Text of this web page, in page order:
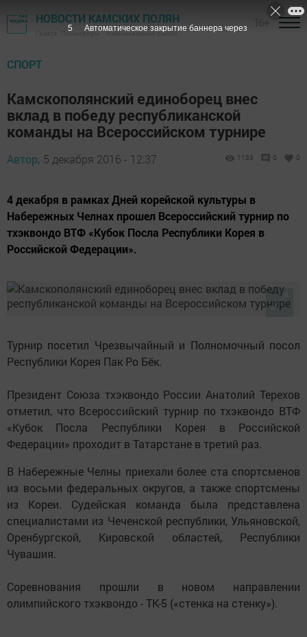
НОВОСТИ КАМСКИХ ПОЛЯН
Газета "Посинформ" - Нижнекамский район
СПОРТ
Камскополянский единоборец внес
вклад в победу республиканской
команды на Всероссийском турнире
Автор, 5 декабря 2016 - 12:37 1133 0 0
4 декабря в рамках Дней корейской культуры в
Набережных Челнах прошел Всероссийский турнир по
тхэквондо ВТФ «Кубок Посла Республики Корея в
Российской Федерации».
Турнир посетил Чрезвычайный и Полномочный посол
Республики Корея Пак Ро Бёк.
Президент Союза тхэквондо России Анатолий Терехов
отметил, что Всероссийский турнир по тхэквондо ВТФ
«Кубок Посла Республики Корея в Российской
Федерации» проходит в Татарстане в третий раз.
В Набережные Челны приехали более ста спортсменов
из восьми федеральных округов, а также спортсмены
из Кореи. Судейская команда была представлена
специалистами из Чеченской республики, Ульяновской,
Оренбургской, Кировской областей, Республики
Чувашия.
Соревнования прошли в новом направлении
олимпийского тхэквондо - ТК-5 («стенка на стенку»).
4 Автоматическое закрытие баннера через